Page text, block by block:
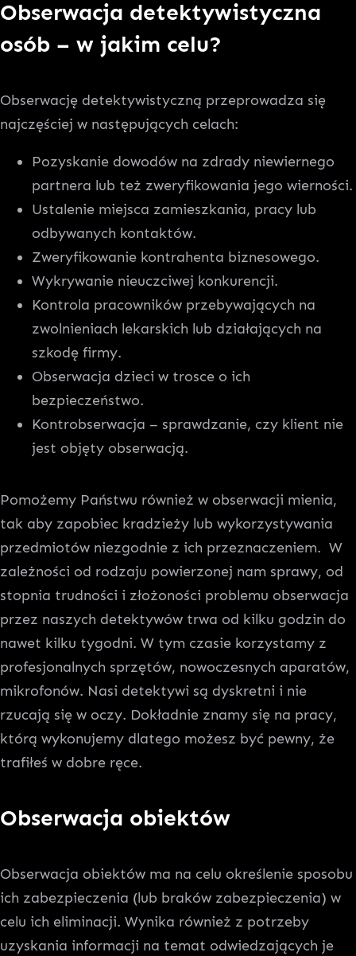
Obserwacja detektywistyczna
osób – w jakim celu?
Obserwację detektywistyczną przeprowadza się
najczęściej w następujących celach:
Pozyskanie dowodów na zdrady niewiernego
partnera lub też zweryfikowania jego wierności.
Ustalenie miejsca zamieszkania, pracy lub
odbywanych kontaktów.
Zweryfikowanie kontrahenta biznesowego.
Wykrywanie nieuczciwej konkurencji.
Kontrola pracowników przebywających na
zwolnieniach lekarskich lub działających na
szkodę firmy.
Obserwacja dzieci w trosce o ich
bezpieczeństwo.
Kontrobserwacja – sprawdzanie, czy klient nie
jest objęty obserwacją.
Pomożemy Państwu również w obserwacji mienia,
tak aby zapobiec kradzieży lub wykorzystywania
przedmiotów niezgodnie z ich przeznaczeniem. W
zależności od rodzaju powierzonej nam sprawy, od
stopnia trudności i złożoności problemu obserwacja
przez naszych detektywów trwa od kilku godzin do
nawet kilku tygodni. W tym czasie korzystamy z
profesjonalnych sprzętów, nowoczesnych aparatów,
mikrofonów. Nasi detektywi są dyskretni i nie
rzucają się w oczy. Dokładnie znamy się na pracy,
którą wykonujemy dlatego możesz być pewny, że
trafiłeś w dobre ręce.
Obserwacja obiektów
Obserwacja obiektów ma na celu określenie sposobu
ich zabezpieczenia (lub braków zabezpieczenia) w
celu ich eliminacji. Wynika również z potrzeby
uzyskania informacji na temat odwiedzających je